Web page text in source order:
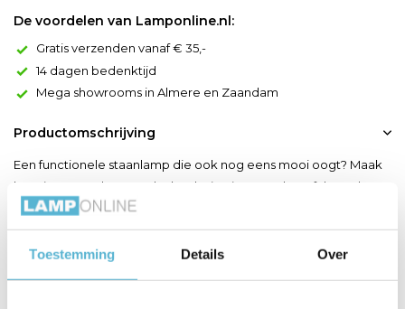
Toestemming Details Over
De voordelen van Lamponline.nl:
Gratis verzenden vanaf € 35,-
14 dagen bedenktijd
Mega showrooms in Almere en Zaandam
Productomschrijving
Een functionele staanlamp die ook nog eens mooi oogt? Maak
kennis met Lesley. Het slanke design in metaal geeft haar de
strakke look die zo in elke moderne huiskamer past. Deze
staande lamp heeft de perfecte hoogte om je boek te
verlichten wanneer je ze naast je gemakkelijke fauteuil plaatst.